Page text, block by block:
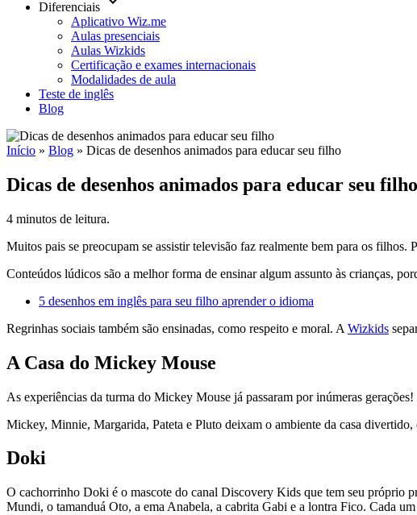
Diferenciais
Aplicativo Wiz.me
Aulas presenciais
Aulas Wizkids
Certificação e exames internacionais
Modalidades de aula
Teste de inglês
Blog
Início » Blog » Dicas de desenhos animados para educar seu filho
Dicas de desenhos animados para educar seu filho
4 minutos de leitura.
Muitos pais se preocupam se assistir televisão faz realmente bem para os
Conteúdos lúdicos são a melhor forma de ensinar algum assunto às crianças,
5 desenhos em inglês para seu filho aprender o idioma
Regrinhas sociais também são ensinadas, como respeito e moral. A Wizkids
A Casa do Mickey Mouse
As experiências da turma do Mickey Mouse já passaram por inúmeras
Mickey, Minnie, Margarida, Pateta e Pluto deixam o ambiente da casa divertido,
Doki
O cachorrinho Doki é o mascote do canal Discovery Kids que tem seu próprio
Mundi, o tamanduá Oto, a ema Anabela, a cabrita Gabi e a lontra Fico. Cada